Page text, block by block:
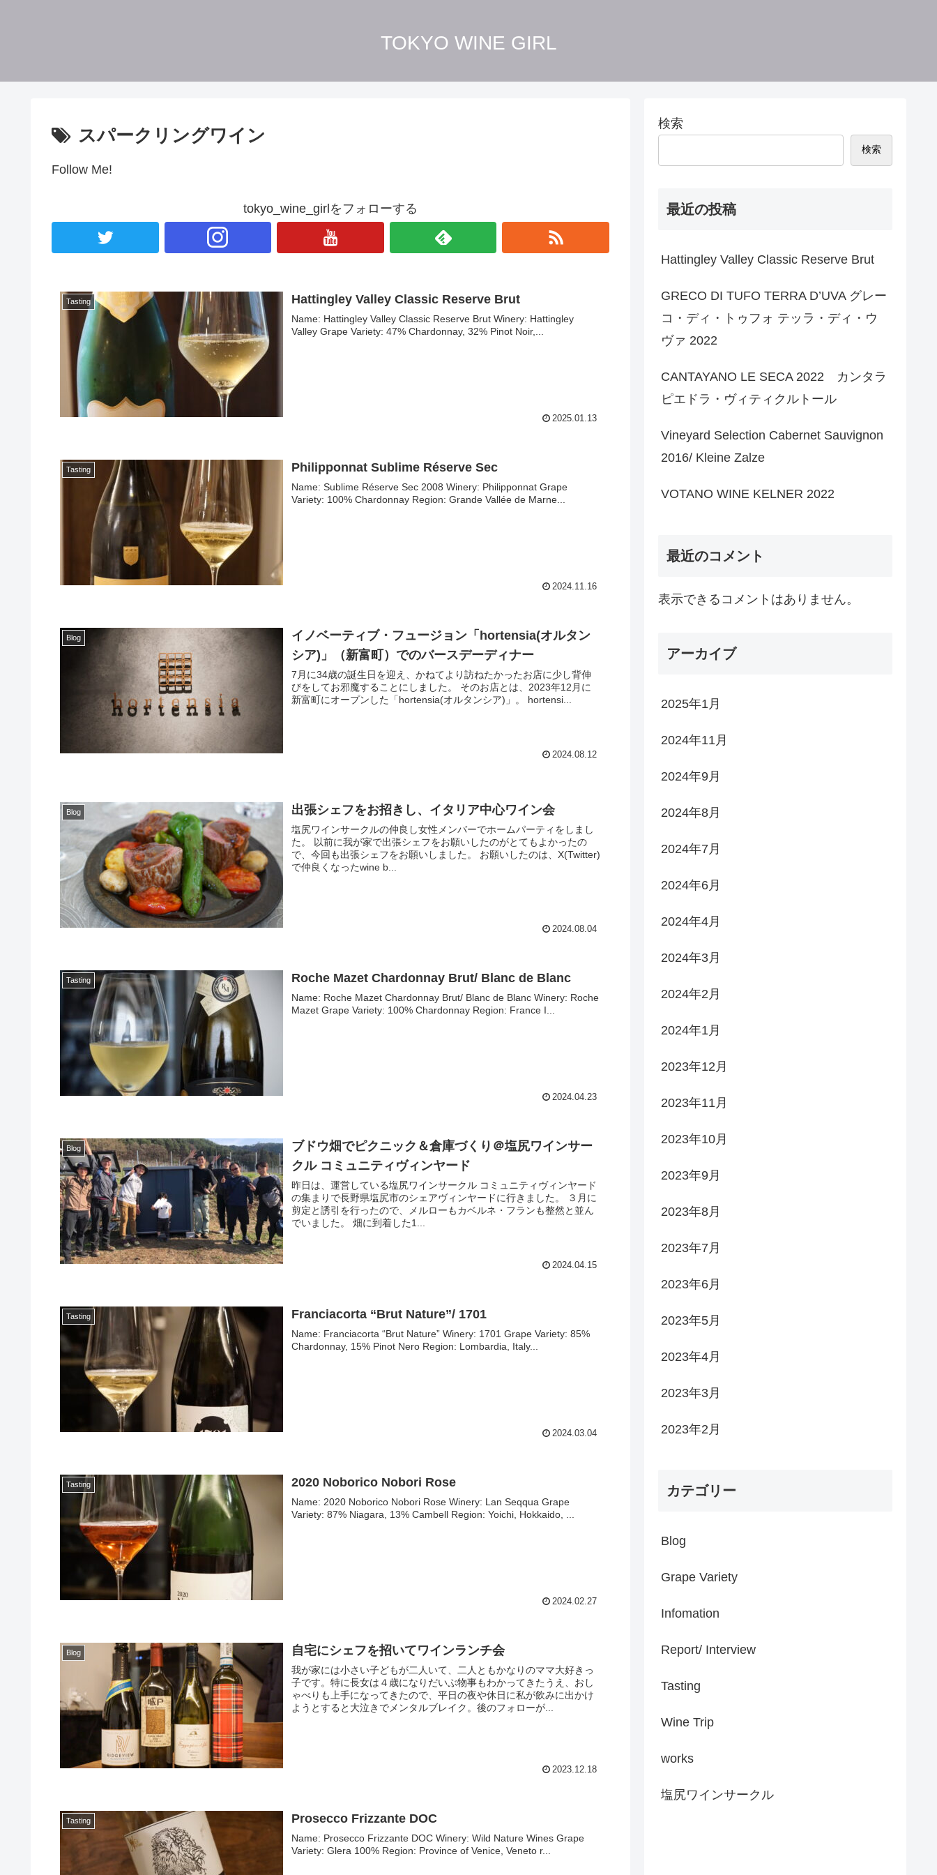
TOKYO WINE GIRL
スパークリングワイン
Follow Me!
tokyo_wine_girlをフォローする
Tasting Hattingley Valley Classic Reserve Brut
Name: Hattingley Valley Classic Reserve Brut Winery: Hattingley
Valley Grape Variety: 47% Chardonnay, 32% Pinot Noir,...
2025.01.13
Tasting Philipponnat Sublime Réserve Sec
Name: Sublime Réserve Sec 2008 Winery: Philipponnat Grape
Variety: 100% Chardonnay Region: Grande Vallée de Marne...
2024.11.16
Blog
イノベーティブ・フュージョン「hortensia(オルタン
シア)」（新富町）でのバースデーディナー
7月に34歳の誕生日を迎え、かねてより訪ねたかったお店に少し背伸
びをしてお邪魔することにしました。 そのお店とは、2023年12月に
新富町にオープンした「hortensia(オルタンシア)」。 hortensi...
2024.08.12
Blog 出張シェフをお招きし、イタリア中心ワイン会
塩尻ワインサークルの仲良し女性メンバーでホームパーティをしまし
た。 以前に我が家で出張シェフをお願いしたのがとてもよかったの
で、今回も出張シェフをお願いしました。 お願いしたのは、X(Twitter)
で仲良くなったwine b...
2024.08.04
Tasting Roche Mazet Chardonnay Brut/ Blanc de Blanc
Name: Roche Mazet Chardonnay Brut/ Blanc de Blanc Winery: Roche
Mazet Grape Variety: 100% Chardonnay Region: France I...
2024.04.23
Blog
ブドウ畑でピクニック＆倉庫づくり＠塩尻ワインサー
クル コミュニティヴィンヤード
昨日は、運営している塩尻ワインサークル コミュニティヴィンヤード
の集まりで長野県塩尻市のシェアヴィンヤードに行きました。 ３月に
剪定と誘引を行ったので、メルローもカベルネ・フランも整然と並ん
でいました。 畑に到着した1...
2024.04.15
Tasting Franciacorta “Brut Nature”/ 1701
Name: Franciacorta “Brut Nature” Winery: 1701 Grape Variety: 85%
Chardonnay, 15% Pinot Nero Region: Lombardia, Italy...
2024.03.04
Tasting 2020 Noborico Nobori Rose
Name: 2020 Noborico Nobori Rose Winery: Lan Seqqua Grape
Variety: 87% Niagara, 13% Cambell Region: Yoichi, Hokkaido, ...
2024.02.27
Blog 自宅にシェフを招いてワインランチ会
我が家には小さい子どもが二人いて、二人ともかなりのママ大好きっ
子です。特に長女は４歳になりだいぶ物事もわかってきたうえ、おし
ゃべりも上手になってきたので、平日の夜や休日に私が飲みに出かけ
ようとすると大泣きでメンタルブレイク。後のフォローが...
2023.12.18
Tasting Prosecco Frizzante DOC
Name: Prosecco Frizzante DOC Winery: Wild Nature Wines Grape
Variety: Glera 100% Region: Province of Venice, Veneto r...
検索
検索
最近の投稿
Hattingley Valley Classic Reserve Brut
GRECO DI TUFO TERRA D’UVA グレー
コ・ディ・トゥフォ テッラ・ディ・ウ
ヴァ 2022
CANTAYANO LE SECA 2022 カンタラ
ピエドラ・ヴィティクルトール
Vineyard Selection Cabernet Sauvignon
2016/ Kleine Zalze
VOTANO WINE KELNER 2022
最近のコメント
表示できるコメントはありません。
アーカイブ
2025年1月
2024年11月
2024年9月
2024年8月
2024年7月
2024年6月
2024年4月
2024年3月
2024年2月
2024年1月
2023年12月
2023年11月
2023年10月
2023年9月
2023年8月
2023年7月
2023年6月
2023年5月
2023年4月
2023年3月
2023年2月
カテゴリー
Blog
Grape Variety
Infomation
Report/ Interview
Tasting
Wine Trip
works
塩尻ワインサークル